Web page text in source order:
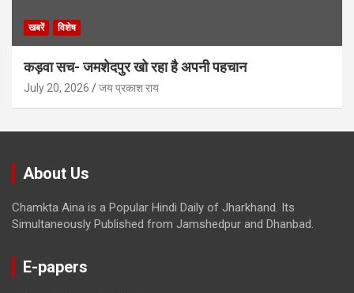
खबरें विशेष
कड़वा सच- जमशेदपुर खो रहा है अपनी पहचान
July 20, 2026 जय प्रकाश राय
About Us
Chamkta Aina is a Popular Hindi Daily of Jharkhand. Its
Simultaneously Published from Jamshedpur and Dhanbad.
E-papers